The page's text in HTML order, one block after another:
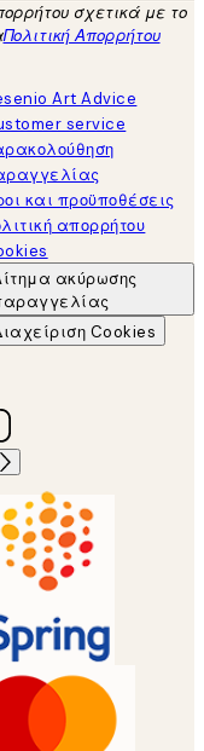
σχετικά με το
Πολιτική Απορρήτου
Art Advice
service
και προϋποθέσεις
απορρήτου
ακύρωσης
Cookies